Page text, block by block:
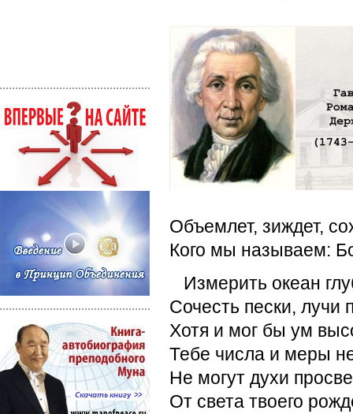
Объемлет, зиждет,
Кого мы называем:
Измерить океан
Сочесть пески, лучи
Хотя и мог бы ум
Тебе числа и меры
Не могут духи
От света твоего